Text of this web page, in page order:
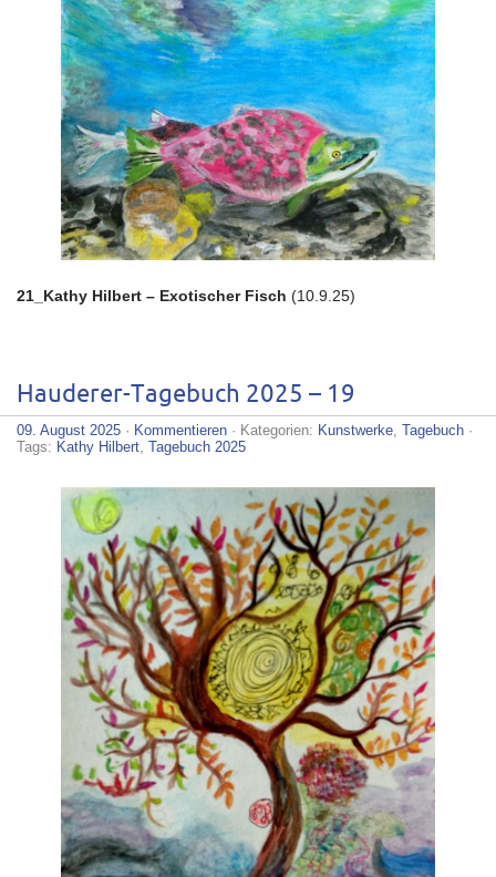
21_Kathy Hilbert – Exotischer Fisch (10.9.25)
Hauderer-Tagebuch 2025 – 19
09. August 2025 · Kommentieren · Kategorien: Kunstwerke, Tagebuch ·
Tags: Kathy Hilbert, Tagebuch 2025